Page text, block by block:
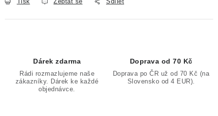
Dárek zdarma
Rádi rozmazlujeme naše
zákazníky. Dárek ke každé
objednávce.
Doprava od 70 Kč
Doprava po ČR už od 70 Kč (na
Slovensko od 4 EUR).